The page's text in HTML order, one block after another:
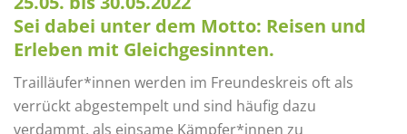
Sei dabei unter dem Motto: Reisen und
Erleben mit Gleichgesinnten.
Trailläufer*innen werden im Freundeskreis oft als
verrückt abgestempelt und sind häufig dazu
verdammt, als einsame Kämpfer*innen zu